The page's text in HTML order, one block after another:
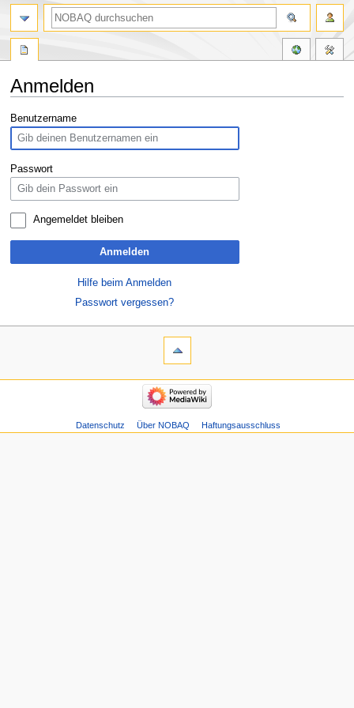
Anmelden
Zur
Navigation
springen
Zur
Suche
springen
Benutzername
Passwort
Angemeldet bleiben
Anmelden
Hilfe beim Anmelden
Passwort vergessen?
Datenschutz Über NOBAQ Haftungsausschluss